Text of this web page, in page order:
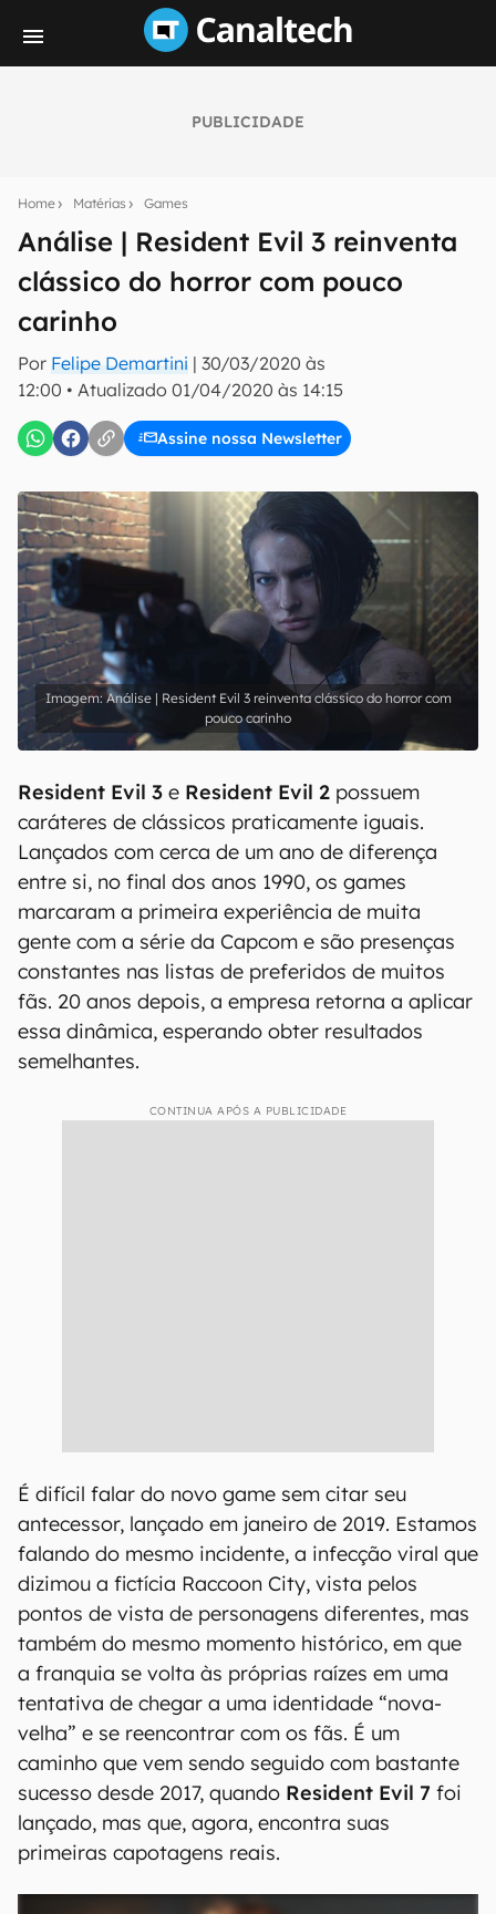
PUBLICIDADE
Home Matérias Games
Análise | Resident Evil 3 reinventa
clássico do horror com pouco
carinho
Por Felipe Demartini | 30/03/2020 às
12:00 • Atualizado 01/04/2020 às 14:15
Assine nossa Newsletter
notícias e reviews sobre tecnologia em primeira
mão.
E-mail
inscreva-se
Confirmo que li, aceito e concordo com os Termos de
Uso e Política de Privacidade do Canaltech.
Análise | Resident Evil 3 reinventa clássico do horror com
pouco carinho
Resident Evil 3 e Resident Evil 2 possuem
caráteres de clássicos praticamente iguais.
Lançados com cerca de um ano de diferença
entre si, no final dos anos 1990, os games
marcaram a primeira experiência de muita
gente com a série da Capcom e são presenças
constantes nas listas de preferidos de muitos
fãs. 20 anos depois, a empresa retorna a aplicar
essa dinâmica, esperando obter resultados
semelhantes.
CONTINUA APÓS A PUBLICIDADE
É difícil falar do novo game sem citar seu
antecessor, lançado em janeiro de 2019. Estamos
falando do mesmo incidente, a infecção viral que
dizimou a fictícia Raccoon City, vista pelos
pontos de vista de personagens diferentes, mas
também do mesmo momento histórico, em que
a franquia se volta às próprias raízes em uma
tentativa de chegar a uma identidade “nova-
velha” e se reencontrar com os fãs. É um
caminho que vem sendo seguido com bastante
sucesso desde 2017, quando Resident Evil 7 foi
lançado, mas que, agora, encontra suas
primeiras capotagens reais.